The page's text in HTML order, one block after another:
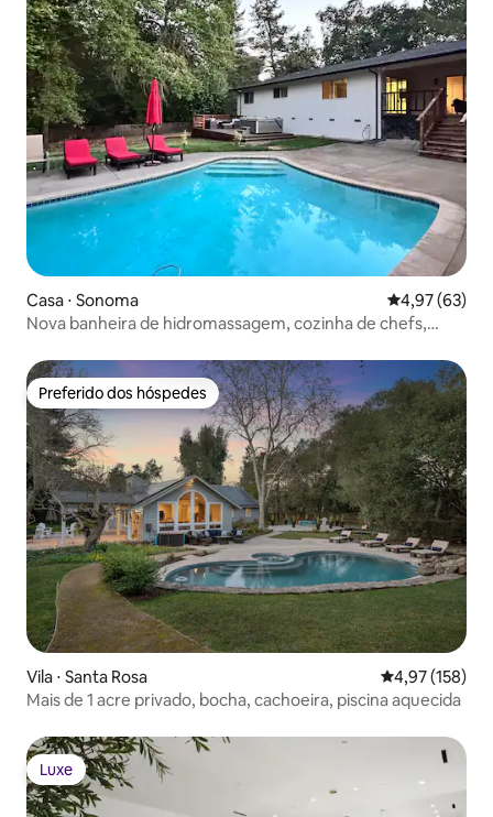
Casa ⋅ Sonoma 4,97 de uma
4,97 (63)
Nova banheira de hidromassagem, cozinha de chefs,
Preferido dos hóspedes
Preferido dos hóspedes
Vila ⋅ Santa Rosa 4,97 de uma
4,97 (158)
Mais de 1 acre privado, bocha, cachoeira, piscina aquecida
Luxe
Luxe